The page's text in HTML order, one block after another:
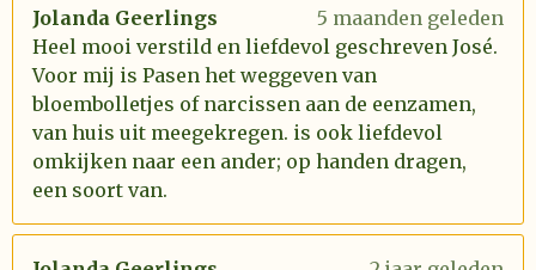
Jolanda Geerlings
5 maanden geleden
Heel mooi verstild en liefdevol geschreven José.
Voor mij is Pasen het weggeven van
bloembolletjes of narcissen aan de eenzamen,
van huis uit meegekregen. is ook liefdevol
omkijken naar een ander; op handen dragen,
een soort van.